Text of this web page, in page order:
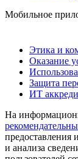
Мобильное
Этика и
Оказание
Защита
ИТ
На
предоставления
и анализа